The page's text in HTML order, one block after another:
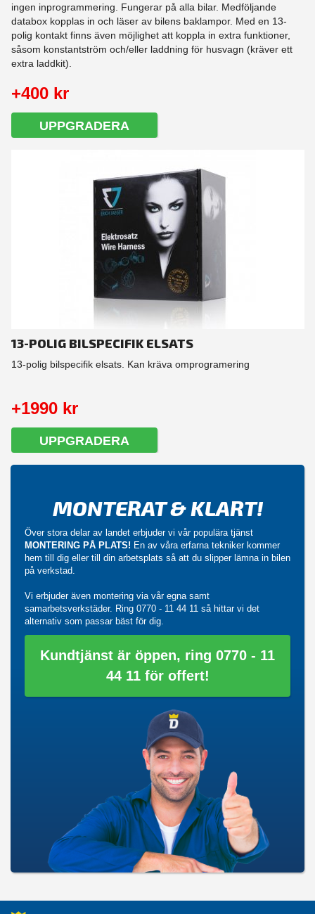
ingen inprogrammering. Fungerar på alla bilar. Medföljande
databox kopplas in och läser av bilens baklampor. Med en 13-
polig kontakt finns även möjlighet att koppla in extra funktioner,
såsom konstantström och/eller laddning för husvagn (kräver ett
extra laddkit).
+400 kr
UPPGRADERA
13-POLIG BILSPECIFIK ELSATS
13-polig bilspecifik elsats. Kan kräva omprogramering
+1990 kr
UPPGRADERA
MONTERAT & KLART!
Över stora delar av landet erbjuder vi vår populära tjänst
MONTERING PÅ PLATS! En av våra erfarna tekniker kommer
hem till dig eller till din arbetsplats så att du slipper lämna in bilen
på verkstad.
Vi erbjuder även montering via vår egna samt
samarbetsverkstäder. Ring 0770 - 11 44 11 så hittar vi det
alternativ som passar bäst för dig.
Kundtjänst är öppen, ring 0770 - 11
44 11 för offert!